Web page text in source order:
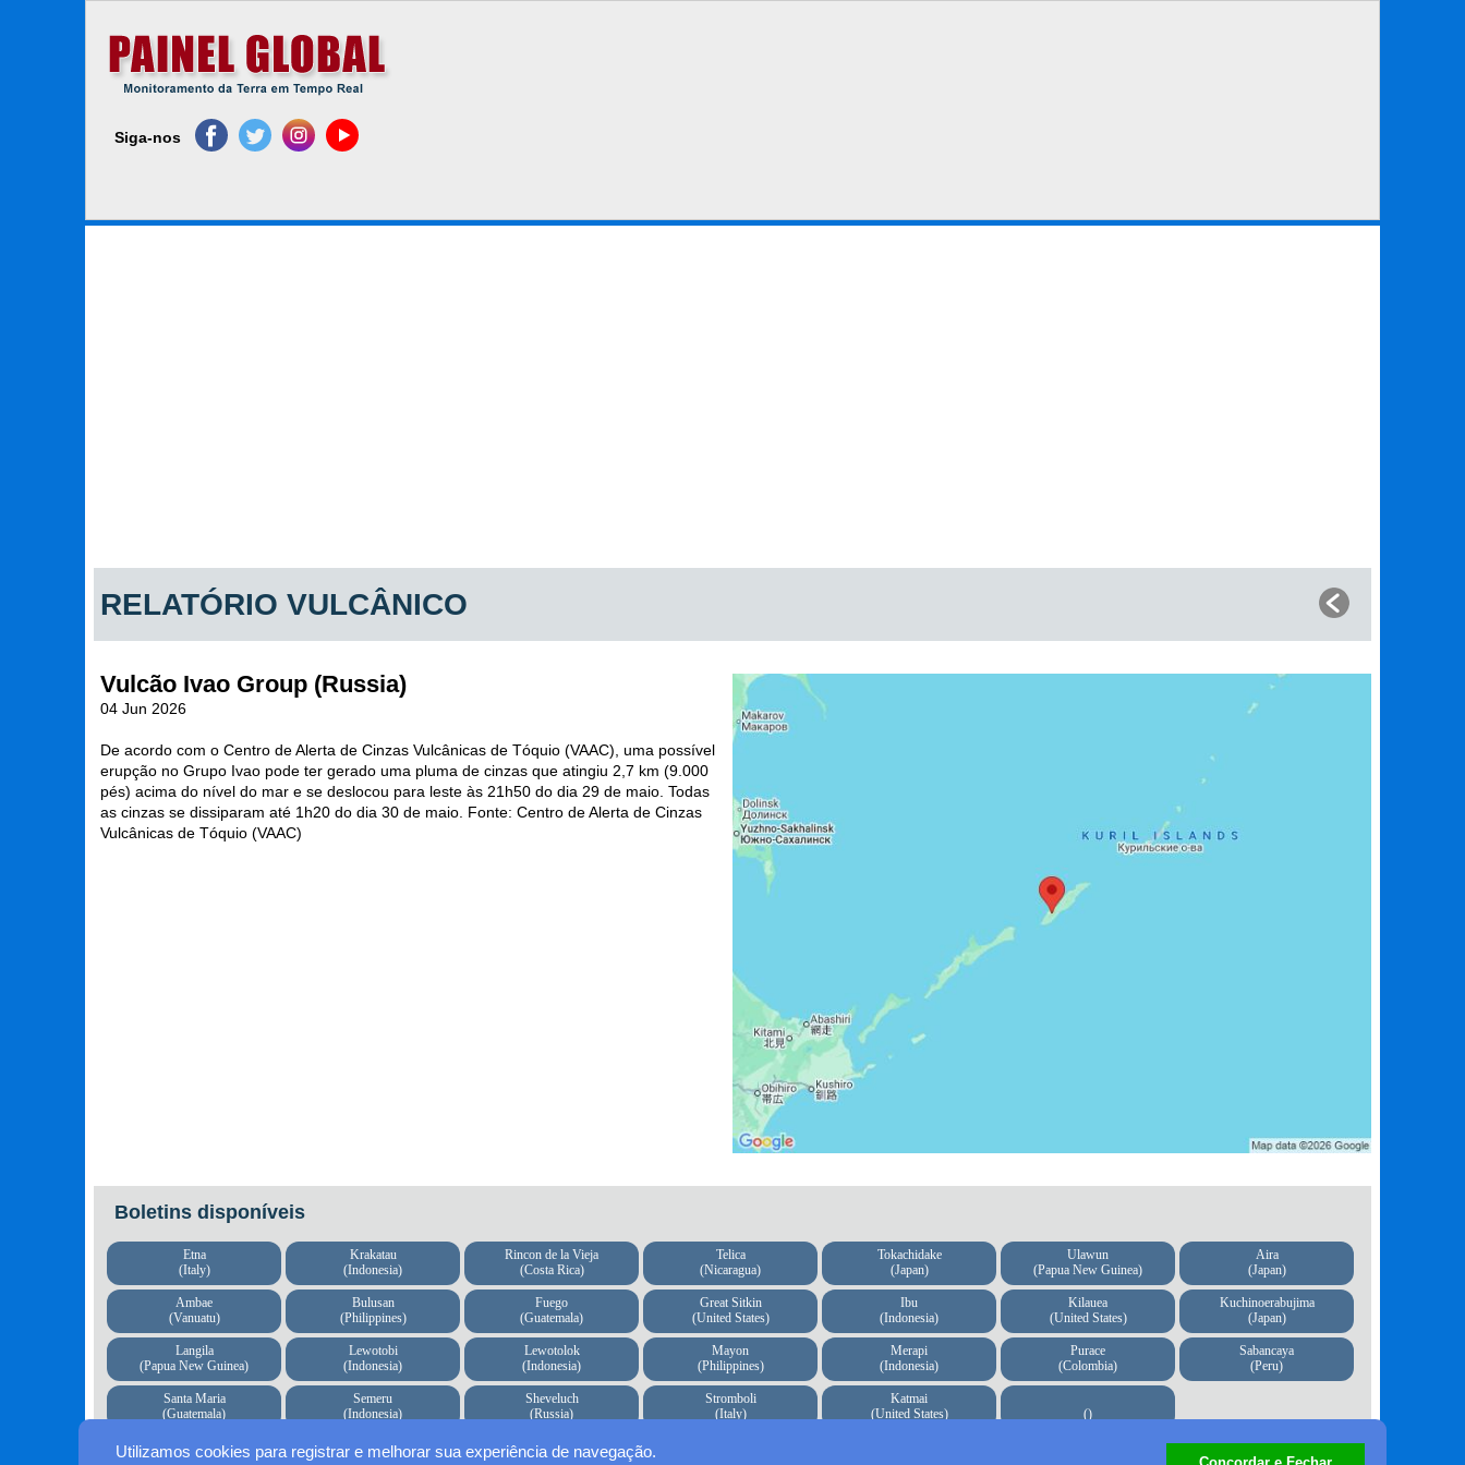
Siga-nos
RELATÓRIO VULCÂNICO
Vulcão Ivao Group (Russia)
04 Jun 2026
De acordo com o Centro de Alerta de Cinzas Vulcânicas de Tóquio (VAAC), uma possível
erupção no Grupo Ivao pode ter gerado uma pluma de cinzas que atingiu 2,7 km (9.000
pés) acima do nível do mar e se deslocou para leste às 21h50 do dia 29 de maio. Todas
as cinzas se dissiparam até 1h20 do dia 30 de maio. Fonte: Centro de Alerta de Cinzas
Vulcânicas de Tóquio (VAAC)
Boletins disponíveis
Etna
(Italy)
Krakatau
(Indonesia)
Rincon de la Vieja
(Costa Rica)
Telica
(Nicaragua)
Tokachidake
(Japan)
Ulawun
(Papua New Guinea)
Aira
(Japan)
Ambae
(Vanuatu)
Bulusan
(Philippines)
Fuego
(Guatemala)
Great Sitkin
(United States)
Ibu
(Indonesia)
Kilauea
(United States)
Kuchinoerabujima
(Japan)
Langila
(Papua New Guinea)
Lewotobi
(Indonesia)
Lewotolok
(Indonesia)
Mayon
(Philippines)
Merapi
(Indonesia)
Purace
(Colombia)
Sabancaya
(Peru)
Santa Maria
(Guatemala)
Semeru
(Indonesia)
Sheveluch
(Russia)
Stromboli
(Italy)
Katmai
(United States)
()
Utilizamos cookies para registrar e melhorar sua experiência de navegação.
Concordar e Fechar